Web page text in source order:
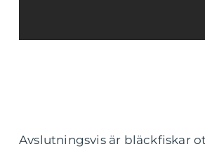
Avslutningsvis är bläckfiskar